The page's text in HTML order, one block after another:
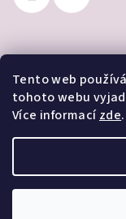
Tento web
tohoto webu
Více informacízde.
Přijímáme